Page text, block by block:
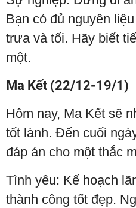
Bạn có đủ nguyên
trưa và tối. Hãy biết
một.
Ma Kết (22/12-19/1)
Hôm nay, Ma Kết sẽ
tốt lành. Đến cuối
đáp án cho một thắc
Tình yêu: Kế hoạch
thành công tốt đẹp.